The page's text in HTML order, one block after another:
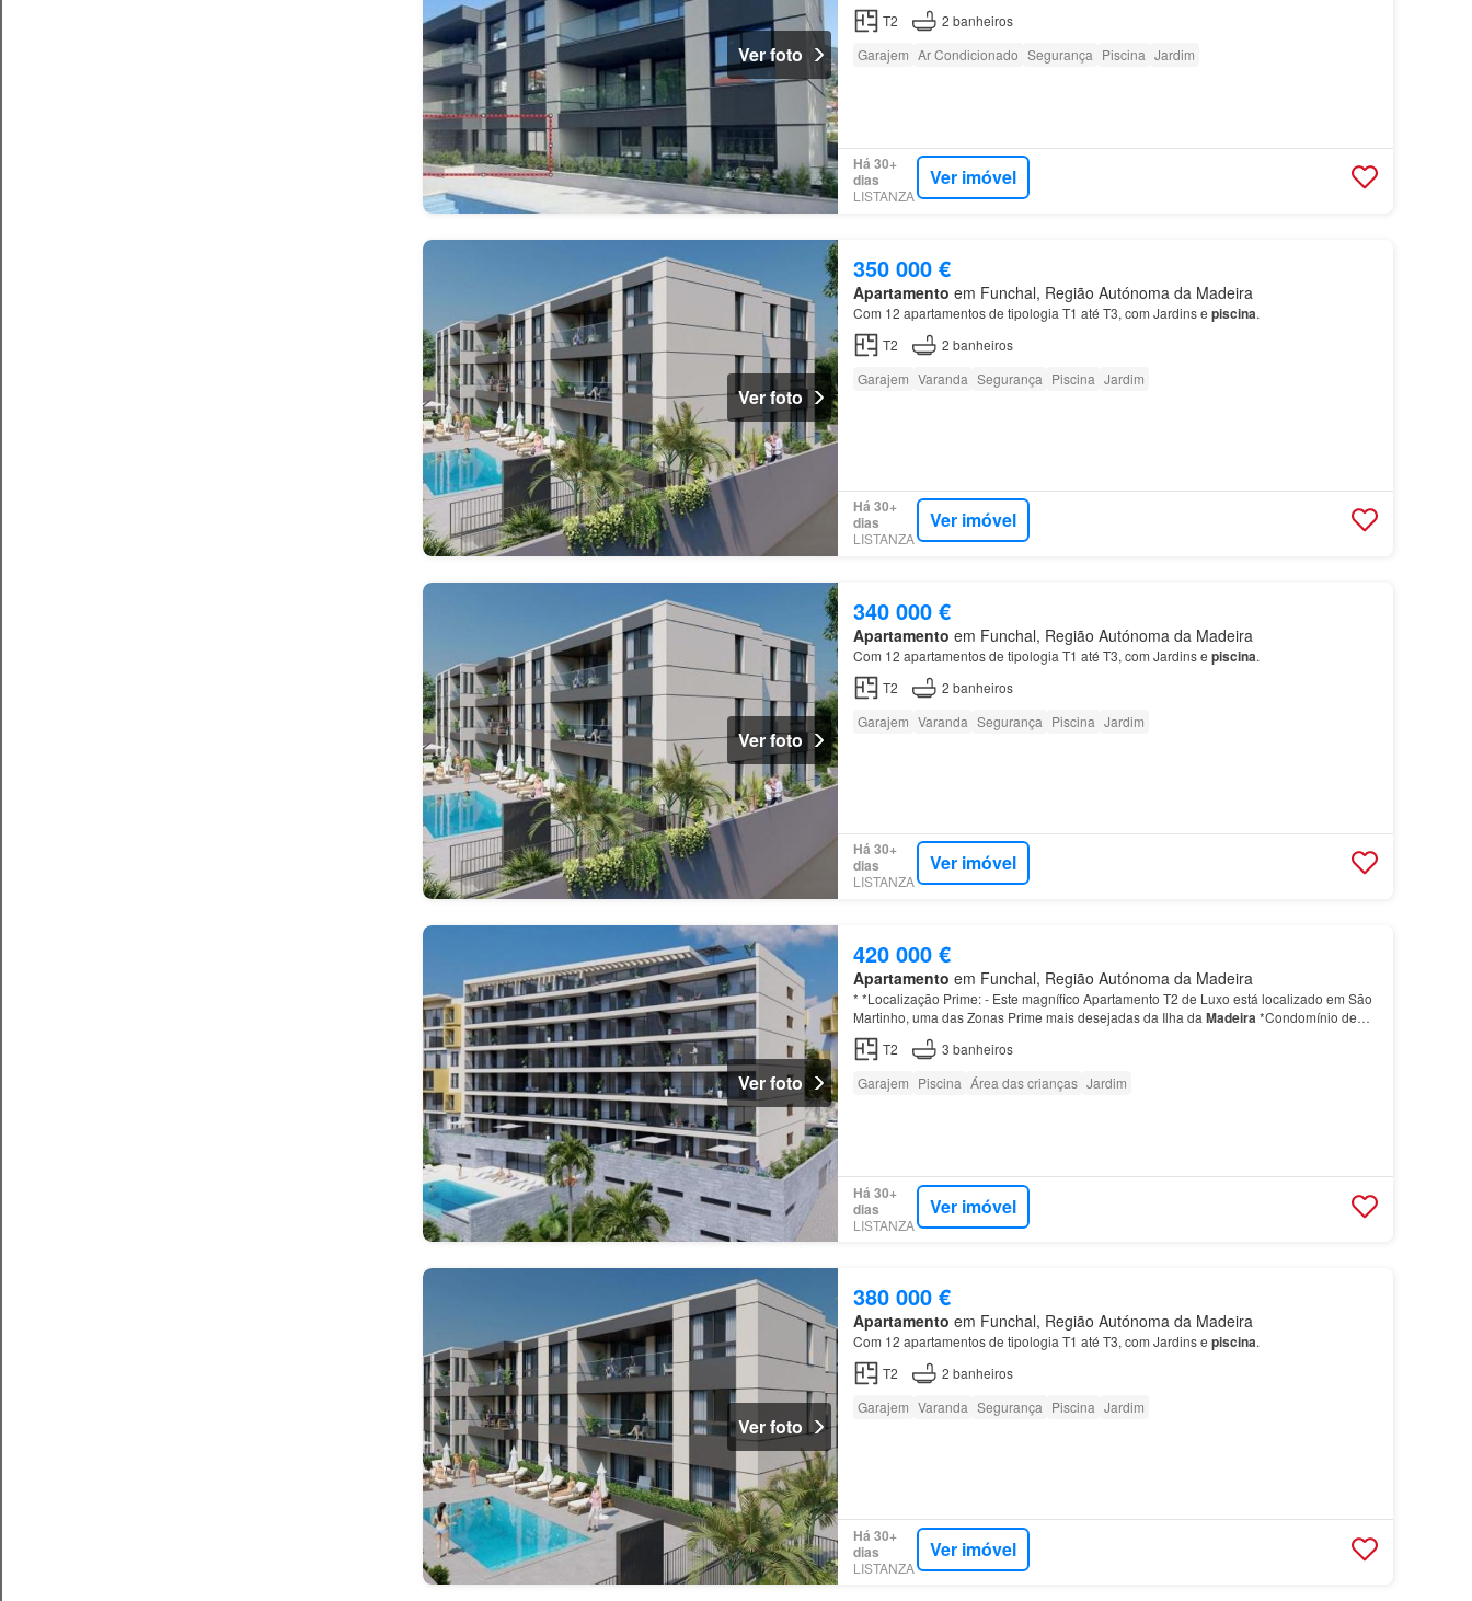
Ver foto
T2
2 banheiros
Garajem Ar Condicionado Segurança Piscina Jardim
Há 30+
dias
LISTANZA
Ver imóvel
Ver foto
350 000 €
Apartamento em Funchal, Região Autónoma da Madeira
Com 12 apartamentos de tipologia T1 até T3, com Jardins e piscina.
T2
2 banheiros
Garajem Varanda Segurança Piscina Jardim
Há 30+
dias
LISTANZA
Ver imóvel
Ver foto
340 000 €
Apartamento em Funchal, Região Autónoma da Madeira
Com 12 apartamentos de tipologia T1 até T3, com Jardins e piscina.
T2
2 banheiros
Garajem Varanda Segurança Piscina Jardim
Há 30+
dias
LISTANZA
Ver imóvel
Ver foto
420 000 €
Apartamento em Funchal, Região Autónoma da Madeira
* *Localização Prime: - Este magnífico Apartamento T2 de Luxo está localizado em São
Martinho, uma das Zonas Prime mais desejadas da Ilha da Madeira*Condomínio de
Luxo: - O condomínio é um verdadeiro paraíso…
T2 3 banheiros
Garajem Piscina Área das crianças Jardim
Há 30+
dias
LISTANZA
Ver imóvel
Ver foto
380 000 €
Apartamento em Funchal, Região Autónoma da Madeira
Com 12 apartamentos de tipologia T1 até T3, com Jardins e piscina.
T2
2 banheiros
Garajem Varanda Segurança Piscina Jardim
Há 30+
dias
LISTANZA
Ver imóvel